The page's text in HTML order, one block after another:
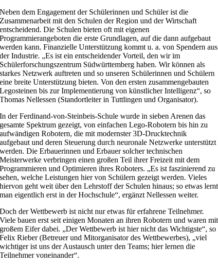
Neben dem Engagement der Schülerinnen und Schüler ist die
Zusammenarbeit mit den Schulen der Region und der Wirtschaft
entscheidend. Die Schulen bieten oft mit eigenen
Programmierangeboten die erste Grundlagen, auf die dann aufgebaut
werden kann. Finanzielle Unterstützung kommt u. a. von Spendern aus
der Industrie. „Es ist ein entscheidender Vorteil, den wir im
Schülerforschungszentrum Südwürttemberg haben. Wir können als
starkes Netzwerk auftreten und so unseren Schülerinnen und Schülern
eine breite Unterstützung bieten. Von den ersten zusammengebauten
Legosteinen bis zur Implementierung von künstlicher Intelligenz“, so
Thomas Nellessen (Standortleiter in Tuttlingen und Organisator).
In der Ferdinand-von-Steinbeis-Schule wurde in sieben Arenen das
gesamte Spektrum gezeigt, von einfachen Lego-Robotern bis hin zu
aufwändigen Robotern, die mit modernster 3D-Drucktechnik
aufgebaut und deren Steuerung durch neuronale Netzwerke unterstützt
werden. Die Erbauerinnen und Erbauer solcher technischen
Meisterwerke verbringen einen großen Teil ihrer Freizeit mit dem
Programmieren und Optimieren ihres Roboters. „Es ist faszinierend zu
sehen, welche Leistungen hier von Schülern gezeigt werden. Vieles
hiervon geht weit über den Lehrstoff der Schulen hinaus; so etwas lernt
man eigentlich erst in der Hochschule“, ergänzt Nellessen weiter.
Doch der Wettbewerb ist nicht nur etwas für erfahrene Teilnehmer.
Viele bauen erst seit einigen Monaten an ihren Robotern und waren mit
großem Eifer dabei. „Der Wettbewerb ist hier nicht das Wichtigste“, so
Felix Rieber (Betreuer und Mitorganisator des Wettbewerbes), „viel
wichtiger ist uns der Austausch unter den Teams; hier lernen die
Teilnehmer voneinander“.